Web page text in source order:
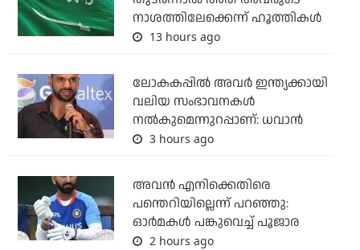
നാശത്തിലേക്കെന്ന് ഹൂത്തികള്‍
13 hours ago
ലോകകപ്പിൽ അവര്‍ ഇന്ത്യക്കായി
വലിയ സംഭാവനകള്‍
നല്‍കുമെന്നുറപ്പാണ്: ധവാന്‍
3 hours ago
അവന്‍ എനിക്കെതിരെ
പന്തെറിയില്ലെന്ന് പറഞ്ഞു:
ഓര്‍മകള്‍ പങ്കുവെച്ച് പൂജാര
2 hours ago